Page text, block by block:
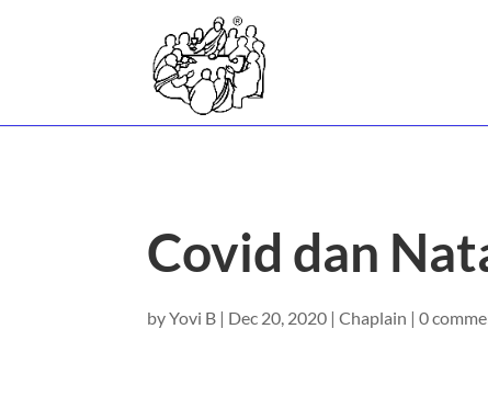
Covid dan
byYovi B | Dec 20, 2020 |Chaplain |0